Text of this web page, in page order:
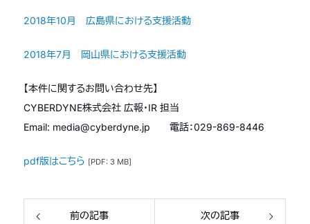
2018年10月 広島県における支援活動
2018年7月 岡山県における支援活動
【本件に関するお問い合わせ先】
CYBERDYNE株式会社 広報・IR 担当
Email: media@cyberdyne.jp 電話：029-869-8446
pdf版はこちら [PDF: 3 MB]
前の記事 次の記事